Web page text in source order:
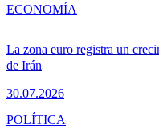
La zona euro registra un
de Irán
30.07.2026
ECONOMÍA
POLÍTICA